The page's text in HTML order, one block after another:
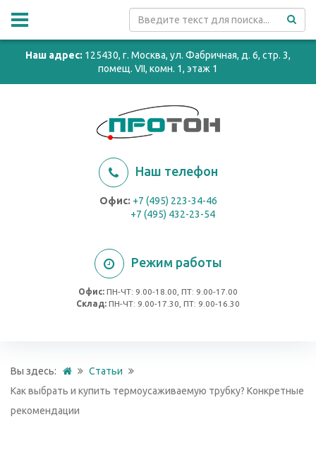
Наш адрес: 125430, г. Москва, ул. Фабричная, д. 6, стр. 3,
помещ. VII, комн. 1, этаж 1
Наш телефон
Офис: +7 (495) 223-34-46
+7 (495) 432-23-54
Режим работы
Офис: ПН-ЧТ: 9.00-18.00, ПТ: 9.00-17.00
Cклад: ПН-ЧТ: 9.00-17.30, ПТ: 9.00-16.30
Вы здесь:
Статьи
Как выбрать и купить термоусаживаемую трубку? Конкретные
рекомендации